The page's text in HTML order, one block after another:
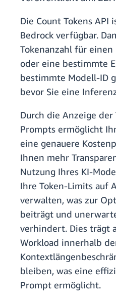
Die Count Tokens API
Bedrock verfügbar.
Tokenanzahl für
oder eine bestimmte
bestimmte Modell-ID
bevor Sie eine
Durch die Anzeige
Prompts ermöglicht
eine genauere
Ihnen mehr
Nutzung Ihres KI-
Ihre Token-Limits auf
verwalten, was zur
beiträgt und
verhindert. Dies trägt
Workload innerhalb
bleiben, was eine
Prompt ermöglicht.